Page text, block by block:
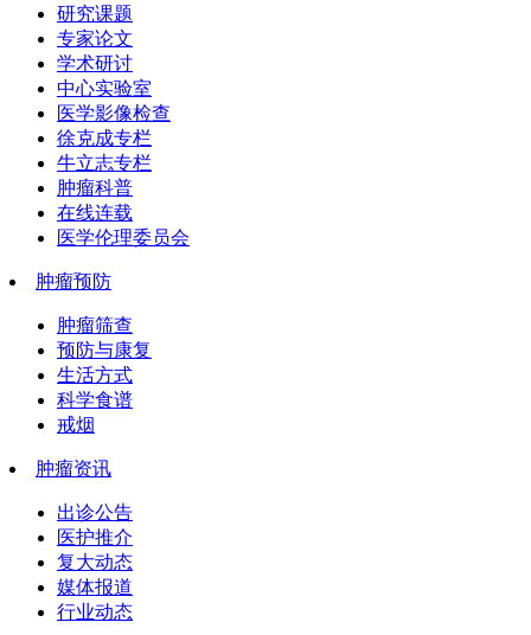
研究课题
专家论文
学术研讨
中心实验室
医学影像检查
徐克成专栏
牛立志专栏
肿瘤科普
在线连载
医学伦理委员会
肿瘤预防
肿瘤筛查
预防与康复
生活方式
科学食谱
戒烟
肿瘤资讯
出诊公告
医护推介
复大动态
媒体报道
行业动态